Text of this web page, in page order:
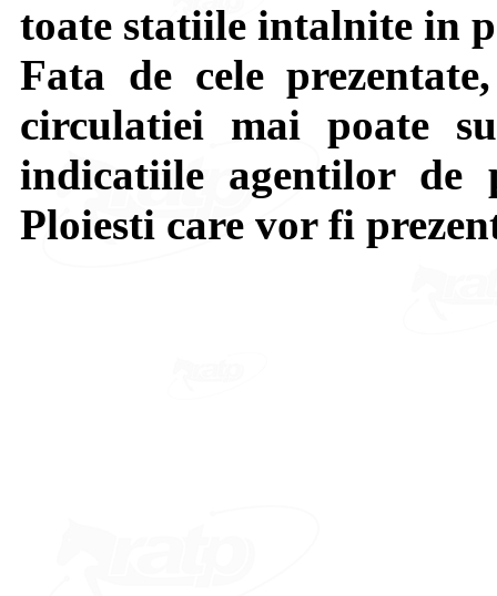
toate statiile intalnite in
Fata de cele
circulatiei mai poate
indicatiile agentilor
Ploiesti care vor fi